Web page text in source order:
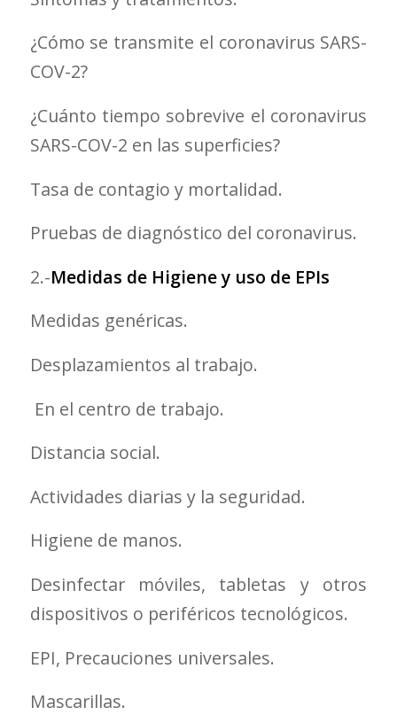
¿Cómo se transmite el coronavirus SARS-
COV-2?
¿Cuánto tiempo sobrevive el coronavirus
SARS-COV-2 en las superficies?
Tasa de contagio y mortalidad.
Pruebas de diagnóstico del coronavirus.
2.-Medidas de Higiene y uso de EPIs
Medidas genéricas.
Desplazamientos al trabajo.
En el centro de trabajo.
Distancia social.
Actividades diarias y la seguridad.
Higiene de manos.
Desinfectar móviles, tabletas y otros
dispositivos o periféricos tecnológicos.
EPI, Precauciones universales.
Mascarillas.